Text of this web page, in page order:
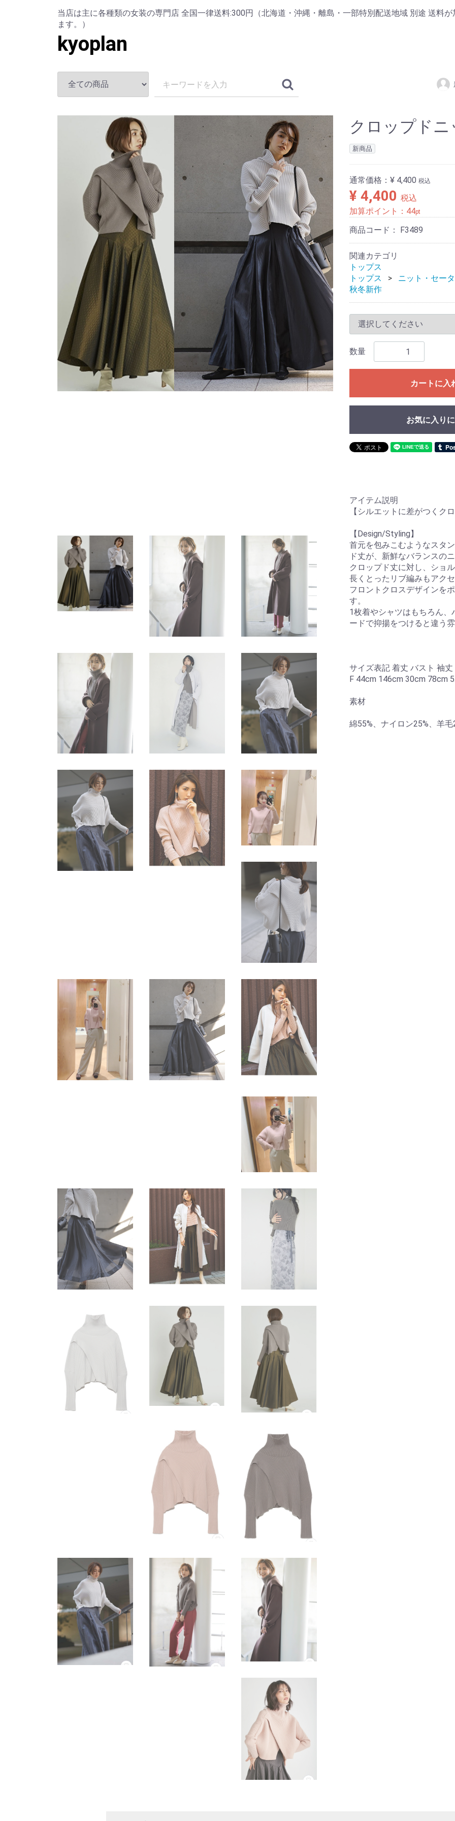
当店は主に各種類の女装の専門店 全国一律送料:300円（北海道・沖縄・離島・一部特別配送地域 別途 送料が
ます。）
kyoplan
クロップド
新商品
通常価格： ¥ 4,400 税込
¥ 4,400 税込
加算ポイント： 44pt
商品コード： F3489
関連カテゴリ
トップス
トップス
ニット・セー
秋冬新作
数量
カートに入
お気に入り
アイテム説明
【シルエットに差がつくク
【Design/Styling】
首元を包みこむようなスタ
ド丈が、新鮮なバランスの
クロップド丈に対し、ショ
長くとったリブ編みもアク
フロントクロスデザインを
す。
1枚着やシャツはもちろん
ードで抑揚をつけると違う
サイズ表記 着丈 バスト 袖
F 44cm 146cm 30cm 78cm
素材
綿55%、ナイロン25%、羊毛